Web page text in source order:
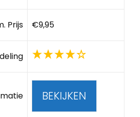
Prijs €9,95
BEKIJKEN